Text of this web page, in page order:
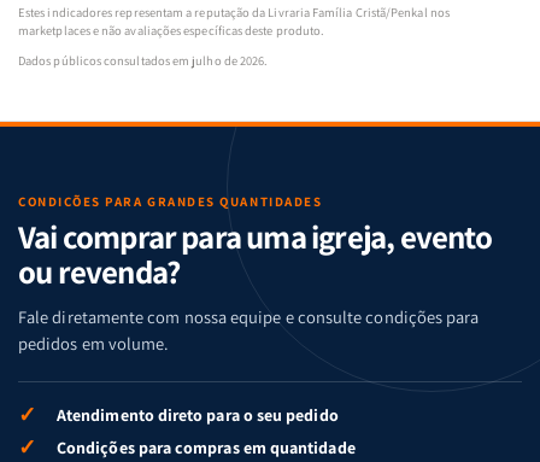
Estes indicadores representam a reputação da Livraria Família Cristã/Penkal nos
marketplaces e não avaliações específicas deste produto.
Dados públicos consultados em julho de 2026.
CONDIÇÕES PARA GRANDES QUANTIDADES
Vai comprar para uma igreja, evento
ou revenda?
Fale diretamente com nossa equipe e consulte condições para
pedidos em volume.
✓ Atendimento direto para o seu pedido
✓ Condições para compras em quantidade